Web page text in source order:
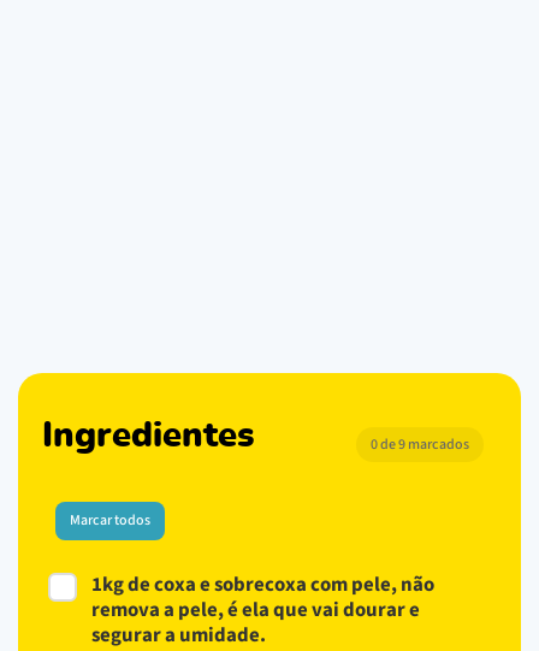
Ingredientes 0 de 9 marcados
Marcar todos
1kg de coxa e sobrecoxa com pele, não
remova a pele, é ela que vai dourar e
segurar a umidade.